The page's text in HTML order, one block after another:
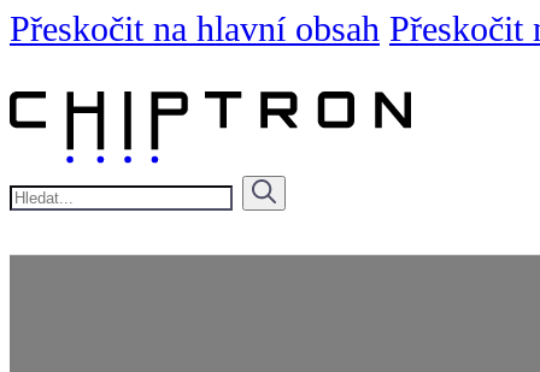
Přeskočit na hlavní obsah Přeskočit
Hledat